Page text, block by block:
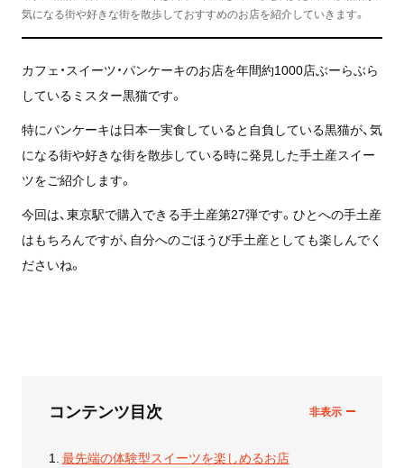
気になる街や好きな街を散歩しておすすめのお店を紹介していきます。
カフェ・スイーツ・パンケーキのお店を年間約1000店ぶーらぶら
しているミスター黒猫です。
特にパンケーキは日本一実食していると自負している黒猫が、気
になる街や好きな街を散歩している時に発見した手土産スイー
ツをご紹介します。
今回は、東京駅で購入できる手土産第27弾です。ひとへの手土産
はもちろんですが、自分へのごほうび手土産としても楽しんでく
ださいね。
コンテンツ目次
最先端の体験型スイーツを楽しめるお店